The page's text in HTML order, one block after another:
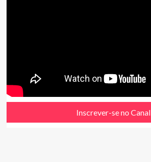
Inscrever-se no Canal